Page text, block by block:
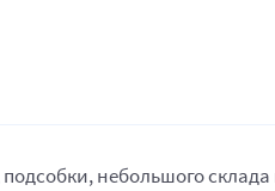
небольшого склада